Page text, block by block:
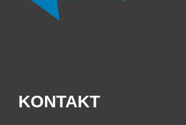
KONTAKT